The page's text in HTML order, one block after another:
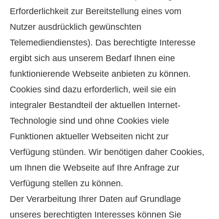
Erforderlichkeit zur Bereitstellung eines vom
Nutzer ausdrücklich gewünschten
Telemediendienstes). Das berechtigte Interesse
ergibt sich aus unserem Bedarf Ihnen eine
funktionierende Webseite anbieten zu können.
Cookies sind dazu erforderlich, weil sie ein
integraler Bestandteil der aktuellen Internet-
Technologie sind und ohne Cookies viele
Funktionen aktueller Webseiten nicht zur
Verfügung stünden. Wir benötigen daher Cookies,
um Ihnen die Webseite auf Ihre Anfrage zur
Verfügung stellen zu können.
Der Verarbeitung Ihrer Daten auf Grundlage
unseres berechtigten Interesses können Sie